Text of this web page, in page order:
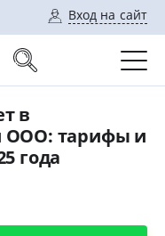
Вход на сайт
в
ООО: тарифы и
года